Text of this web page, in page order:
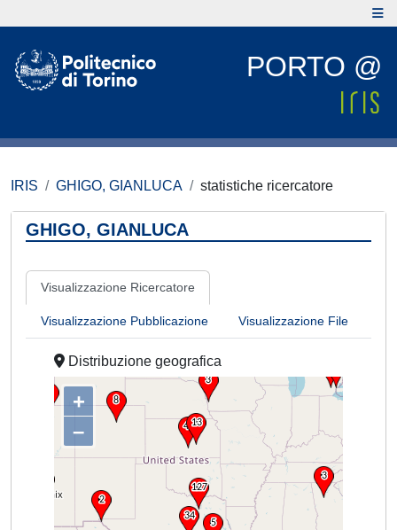
PORTO @
IRIS GHIGO, GIANLUCA statistiche ricercatore
GHIGO, GIANLUCA
Visualizzazione Ricercatore
Visualizzazione Pubblicazione Visualizzazione File
Distribuzione geografica
+
–